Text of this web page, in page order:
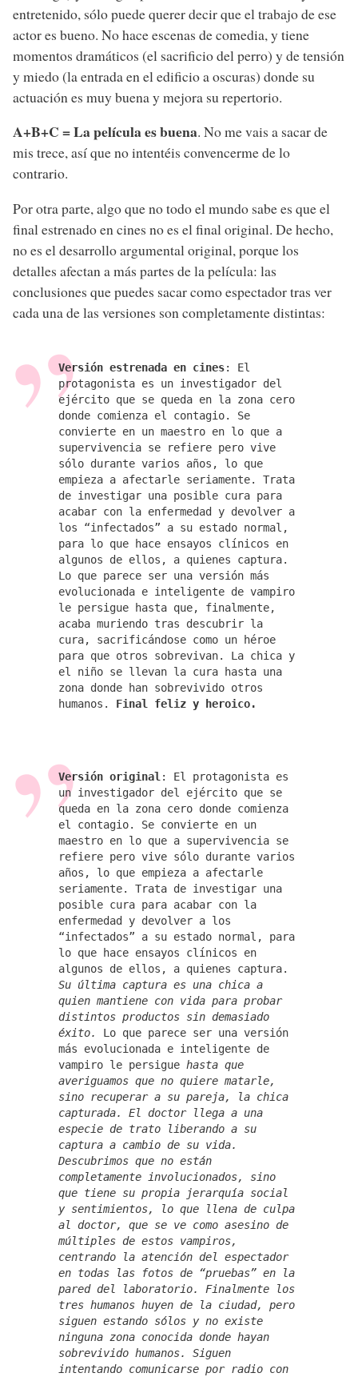
entretenido, sólo puede querer decir que el trabajo de ese
actor es bueno. No hace escenas de comedia, y tiene
momentos dramáticos (el sacrificio del perro) y de tensión
y miedo (la entrada en el edificio a oscuras) donde su
actuación es muy buena y mejora su repertorio.
A+B+C = La película es buena. No me vais a sacar de
mis trece, así que no intentéis convencerme de lo
contrario.
Por otra parte, algo que no todo el mundo sabe es que el
final estrenado en cines no es el final original. De hecho,
no es el desarrollo argumental original, porque los
detalles afectan a más partes de la película: las
conclusiones que puedes sacar como espectador tras ver
cada una de las versiones son completamente distintas:
Versión estrenada en cines: El
protagonista es un investigador del
ejército que se queda en la zona cero
donde comienza el contagio. Se
convierte en un maestro en lo que a
supervivencia se refiere pero vive
sólo durante varios años, lo que
empieza a afectarle seriamente. Trata
de investigar una posible cura para
acabar con la enfermedad y devolver a
los “infectados” a su estado normal,
para lo que hace ensayos clínicos en
algunos de ellos, a quienes captura.
Lo que parece ser una versión más
evolucionada e inteligente de vampiro
le persigue hasta que, finalmente,
acaba muriendo tras descubrir la
cura, sacrificándose como un héroe
para que otros sobrevivan. La chica y
el niño se llevan la cura hasta una
zona donde han sobrevivido otros
humanos. Final feliz y heroico.
Versión original: El protagonista es
un investigador del ejército que se
queda en la zona cero donde comienza
el contagio. Se convierte en un
maestro en lo que a supervivencia se
refiere pero vive sólo durante varios
años, lo que empieza a afectarle
seriamente. Trata de investigar una
posible cura para acabar con la
enfermedad y devolver a los
“infectados” a su estado normal, para
lo que hace ensayos clínicos en
algunos de ellos, a quienes captura.
Su última captura es una chica a
quien mantiene con vida para probar
distintos productos sin demasiado
éxito.
Lo que parece ser una versión
más evolucionada e inteligente de
vampiro le persiguehasta que
averiguamos que no quiere matarle,
sino recuperar a su pareja, la chica
capturada. El doctor llega a una
especie de trato liberando a su
captura a cambio de su vida.
Descubrimos que no están
completamente involucionados, sino
que tiene su propia jerarquía social
y sentimientos, lo que llena de culpa
al doctor, que se ve como asesino de
múltiples de estos vampiros,
centrando la atención del espectador
en todas las fotos de “pruebas” en la
pared del laboratorio. Finalmente los
tres humanos huyen de la ciudad, pero
siguen estando sólos y no existe
ninguna zona conocida donde hayan
sobrevivido humanos. Siguen
intentando comunicarse por radio con